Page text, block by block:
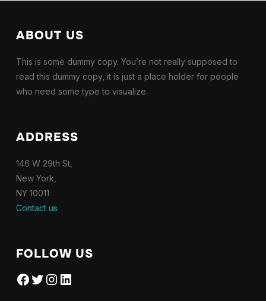
ABOUT US
This is some dummy copy. You’re not really supposed to
read this dummy copy, it is just a place holder for people
who need some type to visualize.
ADDRESS
146 W 29th St,
New York,
NY 10011
Contact us
FOLLOW US
Facebook
Twitter
Instagram
LinkedIn